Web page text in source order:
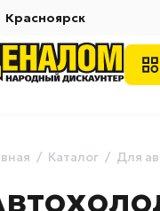
Красноярск
Каталог Для